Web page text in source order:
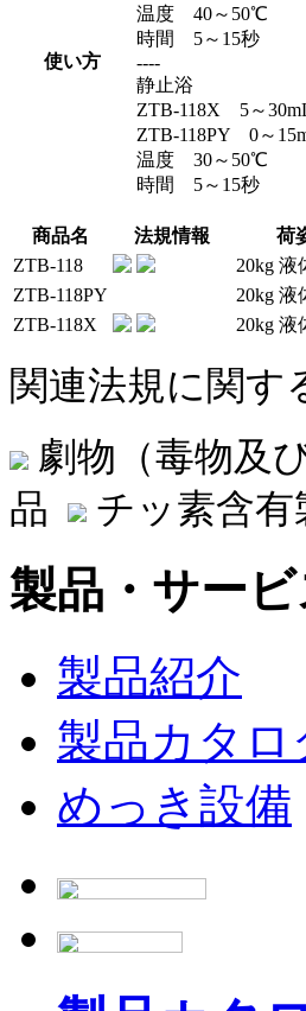
使い方
温度 40～50℃
時間 5～15秒
----
静止浴
ZTB-118X 5～
ZTB-118PY 0～
温度 30～50℃
時間 5～15秒
商品名 法規情報
荷
ZTB-118
20kg 液
ZTB-118PY
20kg 液
ZTB-118X
20kg 液
関連法規に関す
劇物（毒物及
品
チッ素含有
製品・サービ
製品紹介
製品カタロ
めっき設備